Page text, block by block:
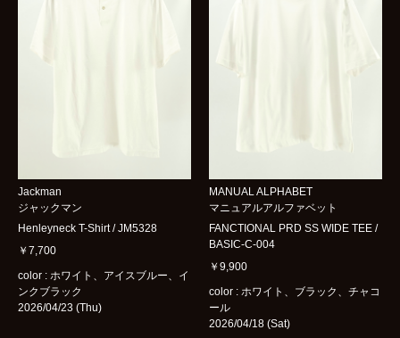
Jackman
ジャックマン
Henleyneck T-Shirt / JM5328
￥7,700
color : ホワイト、アイスブルー、イ
ンクブラック
2026/04/23 (Thu)
MANUAL ALPHABET
マニュアルアルファベット
FANCTIONAL PRD SS WIDE TEE /
BASIC-C-004
￥9,900
color : ホワイト、ブラック、チャコ
ール
2026/04/18 (Sat)